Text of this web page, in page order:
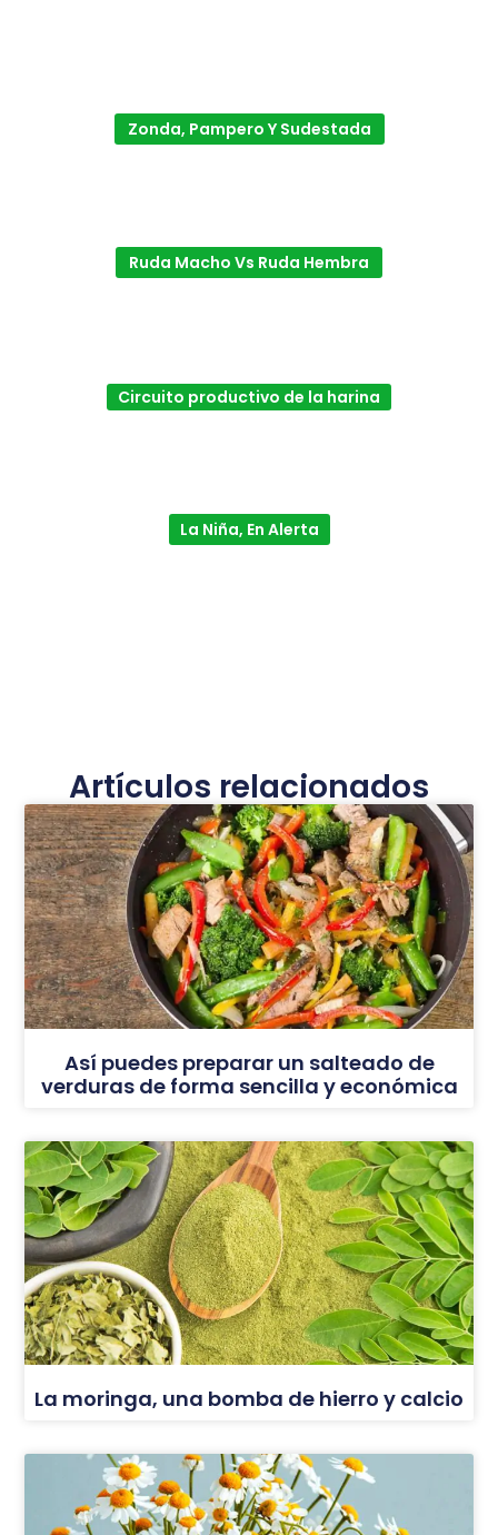
Zonda, Pampero Y Sudestada
Ruda Macho Vs Ruda Hembra
Circuito productivo de la harina
La Niña, En Alerta
Artículos relacionados
Así puedes preparar un salteado de
verduras de forma sencilla y económica
La moringa, una bomba de hierro y calcio